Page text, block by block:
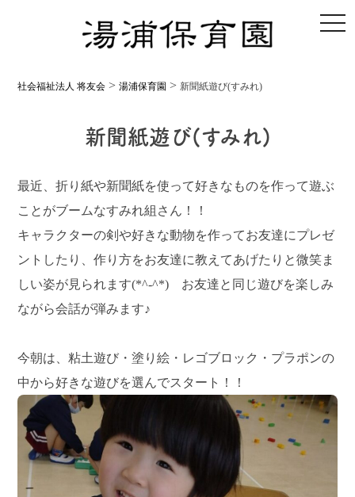
社会福祉法人 将友会 >湯浦保育園 > 新聞紙遊び(すみれ)
新聞紙遊び(すみれ)
最近、折り紙や新聞紙を使って好きなものを作って遊ぶ
ことがブームなすみれ組さん！！
キャラクターの剣や好きな動物を作ってお友達にプレゼ
ントしたり、作り方をお友達に教えてあげたりと微笑ま
しい姿が見られます(*^-^*) お友達と同じ遊びを楽しみ
ながら会話が弾みます♪
今朝は、粘土遊び・塗り絵・レゴブロック・プラポンの
中から好きな遊びを選んでスタート！！